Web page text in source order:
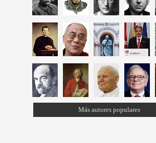
Más autores populares